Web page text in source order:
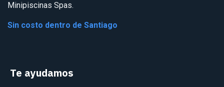
Minipiscinas Spas.
Sin costo dentro de Santiago
Te ayudamos